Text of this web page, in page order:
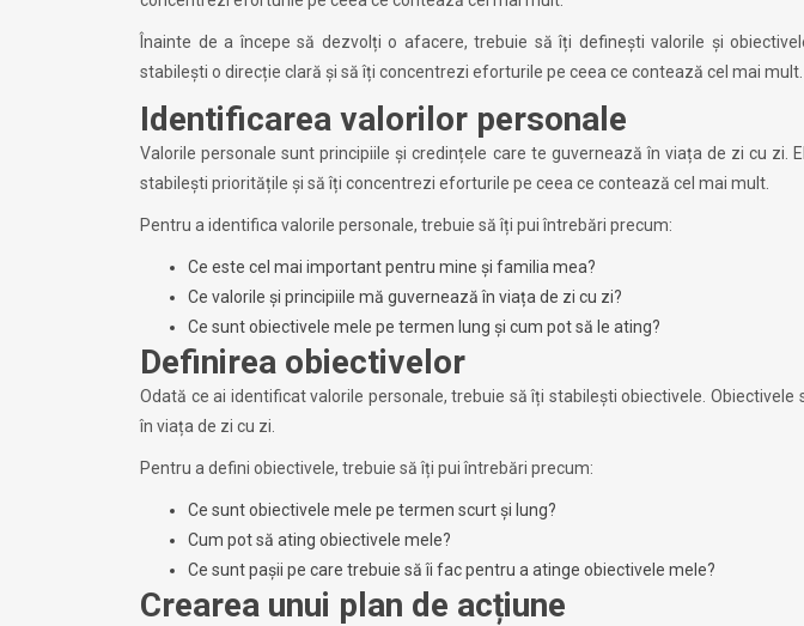
Înainte de a începe să dezvolți o afacere, trebuie să îți definești valorile și
stabilești o direcție clară și să îți concentrezi eforturile pe ceea ce contează cel mai mult.
Identificarea valorilor personale
Valorile personale sunt principiile și credințele care te guvernează în viața de zi cu zi.
stabilești prioritățile și să îți concentrezi eforturile pe ceea ce contează cel mai mult.
Pentru a identifica valorile personale, trebuie să îți pui întrebări precum:
Ce este cel mai important pentru mine și familia mea?
Ce valorile și principiile mă guvernează în viața de zi cu zi?
Ce sunt obiectivele mele pe termen lung și cum pot să le ating?
Definirea obiectivelor
Odată ce ai identificat valorile personale, trebuie să îți stabilești obiectivele.
în viața de zi cu zi.
Pentru a defini obiectivele, trebuie să îți pui întrebări precum:
Ce sunt obiectivele mele pe termen scurt și lung?
Cum pot să ating obiectivele mele?
Ce sunt pașii pe care trebuie să îi fac pentru a atinge obiectivele mele?
Crearea unui plan de acțiune